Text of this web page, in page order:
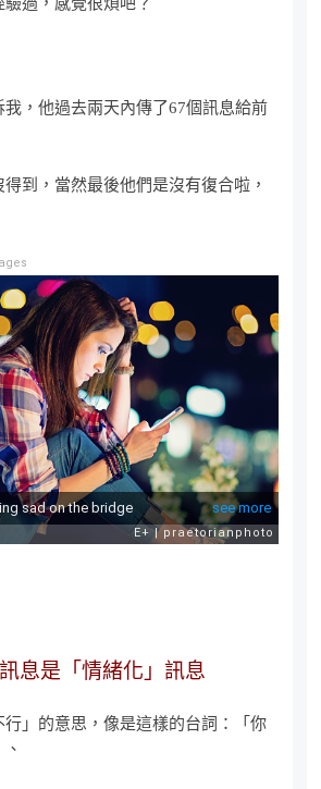
我，他過去兩天內傳了67個訊息給前
到，當然最後他們是沒有復合啦，
息是「情緒化」訊息
行」的意思，像是這樣的台詞：「你